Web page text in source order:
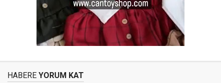
HABERE YORUM KAT